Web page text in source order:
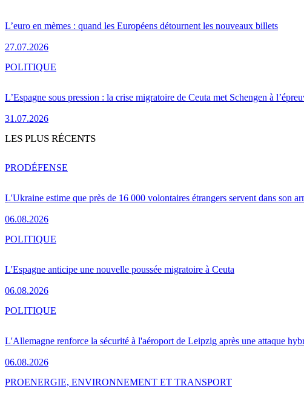
L’euro en mèmes : quand les Européens détournent les nouveaux billets
27.07.2026
L’Espagne sous pression : la crise migratoire de Ceuta met Schengen à
31.07.2026
POLITIQUE
LES PLUS RÉCENTS
L'Ukraine estime que près de 16 000 volontaires étrangers servent dans son
06.08.2026
PRODÉFENSE
L'Espagne anticipe une nouvelle poussée migratoire à Ceuta
06.08.2026
POLITIQUE
L'Allemagne renforce la sécurité à l'aéroport de Leipzig après une attaque
06.08.2026
POLITIQUE
PROENERGIE, ENVIRONNEMENT ET TRANSPORT